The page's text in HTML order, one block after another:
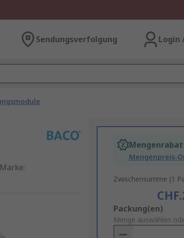
Sendungsverfolgung Login
Marke:
Mengenpreis-
Zwischensumme (1
Add
to
Basket
Packung(en)
Menge auswählen